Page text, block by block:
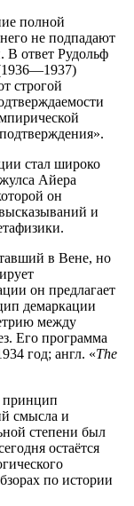
полной
не подпадают
. В ответ Рудольф
строгой
стал широко
Айера
он
и
в Вене, но
он предлагает
демаркации
между
. Его программа
год; англ. «The
принцип
смысла и
степени был
остаётся
по истории